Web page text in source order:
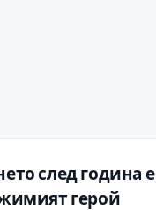
след година е
герой